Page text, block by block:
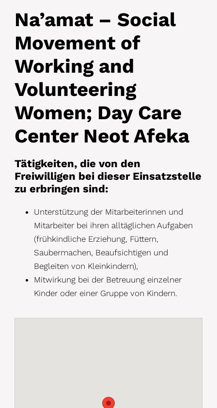
Na’amat – Social
Movement of
Working and
Volunteering
Women; Day Care
Center Neot Afeka
Tätigkeiten, die von den
Freiwilligen bei dieser Einsatzstelle
zu erbringen sind:
Unterstützung der Mitarbeiterinnen und
Mitarbeiter bei ihren alltäglichen Aufgaben
(frühkindliche Erziehung, Füttern,
Saubermachen, Beaufsichtigen und
Begleiten von Kleinkindern),
Mitwirkung bei der Betreuung einzelner
Kinder oder einer Gruppe von Kindern.